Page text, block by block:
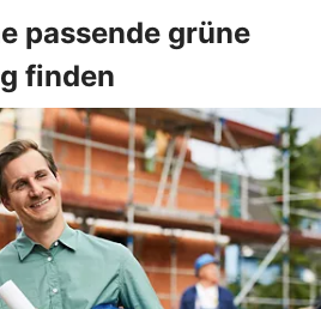
passende grüne
finden